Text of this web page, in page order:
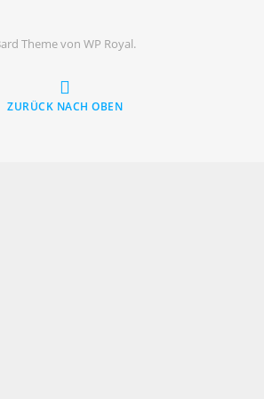
Theme von WP Royal.
ZURÜCK NACH OBEN